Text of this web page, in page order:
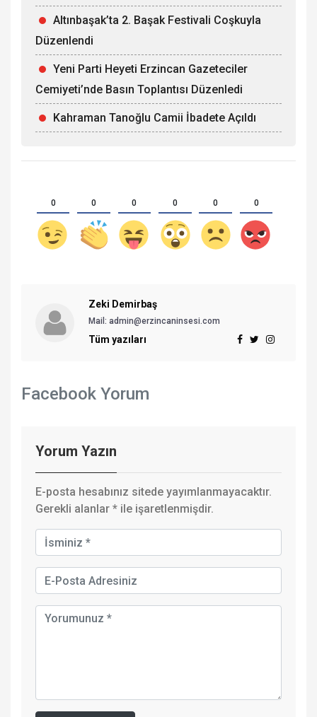
Altınbaşak’ta 2. Başak Festivali Coşkuyla
Düzenlendi
Yeni Parti Heyeti Erzincan Gazeteciler
Cemiyeti’nde Basın Toplantısı Düzenledi
Kahraman Tanoğlu Camii İbadete Açıldı
0 0 0 0 0 0
Zeki Demirbaş
Mail: admin@erzincaninsesi.com
Tüm yazıları
Facebook Yorum
Yorum Yazın
E-posta hesabınız sitede yayımlanmayacaktır.
Gerekli alanlar * ile işaretlenmişdir.